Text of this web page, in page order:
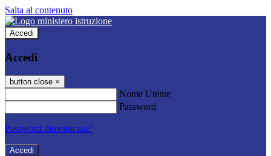
Salta al contenuto
Accedi
Accedi
button close ×
Nome Utente
Password
Password dimenticata?